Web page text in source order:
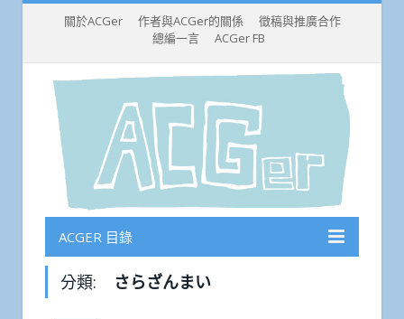
關於ACGer 作者與ACGer的關係
徵稿與推廣合作
總編一言
ACGer FB
ACGER 目錄
分類: さらざんまい